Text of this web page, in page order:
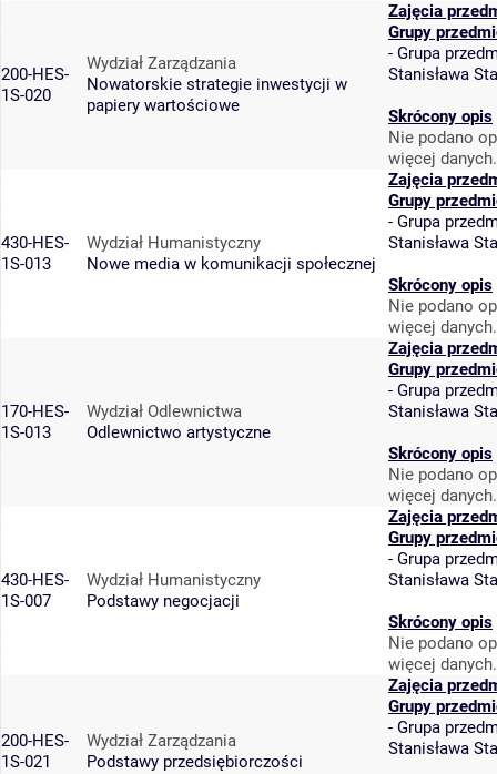
200-HES-
1S-020
Wydział Zarządzania
Nowatorskie strategie inwestycji w
papiery wartościowe
Zajęcia
Grupy
- Grupa
Stanisława
Skrócony opis
Nie podano
więcej danych.
430-HES-
1S-013
Wydział Humanistyczny
Nowe media w komunikacji społecznej
Zajęcia
Grupy
- Grupa
Stanisława
Skrócony opis
Nie podano
więcej danych.
170-HES-
1S-013
Wydział Odlewnictwa
Odlewnictwo artystyczne
Zajęcia
Grupy
- Grupa
Stanisława
Skrócony opis
Nie podano
więcej danych.
430-HES-
1S-007
Wydział Humanistyczny
Podstawy negocjacji
Zajęcia
Grupy
- Grupa
Stanisława
Skrócony opis
Nie podano
więcej danych.
200-HES-
1S-021
Wydział Zarządzania
Podstawy przedsiębiorczości
Zajęcia
Grupy
- Grupa
Stanisława